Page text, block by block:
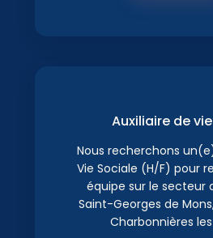
Auxiliaire de
Nous recherchons
Vie Sociale (H/F) pour
équipe sur le secteur
Saint-Georges de
Charbonnières